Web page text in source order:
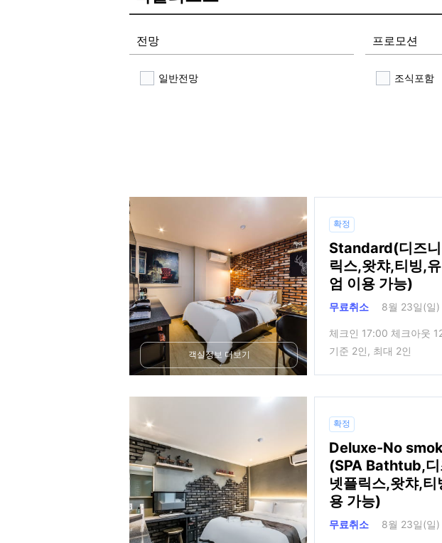
전망
일반전망
프로모션
조식포함
객실정보 더보기
확정
Standard(디즈
릭스,왓챠,티빙,
엄 이용 가능)
무료취소 8월 23일(일)
체크인 17:00 체크아웃
기준 2인, 최대 2인
확정
Deluxe-No
(SPA Bathtub,디
넷플릭스,왓챠,티
용 가능)
무료취소 8월 23일(일)